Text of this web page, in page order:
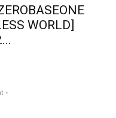
WORLD]
-